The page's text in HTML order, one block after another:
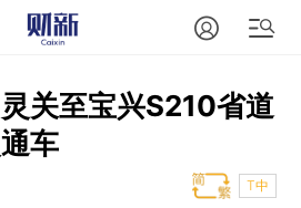
灵关至宝兴S210省道
车
T中